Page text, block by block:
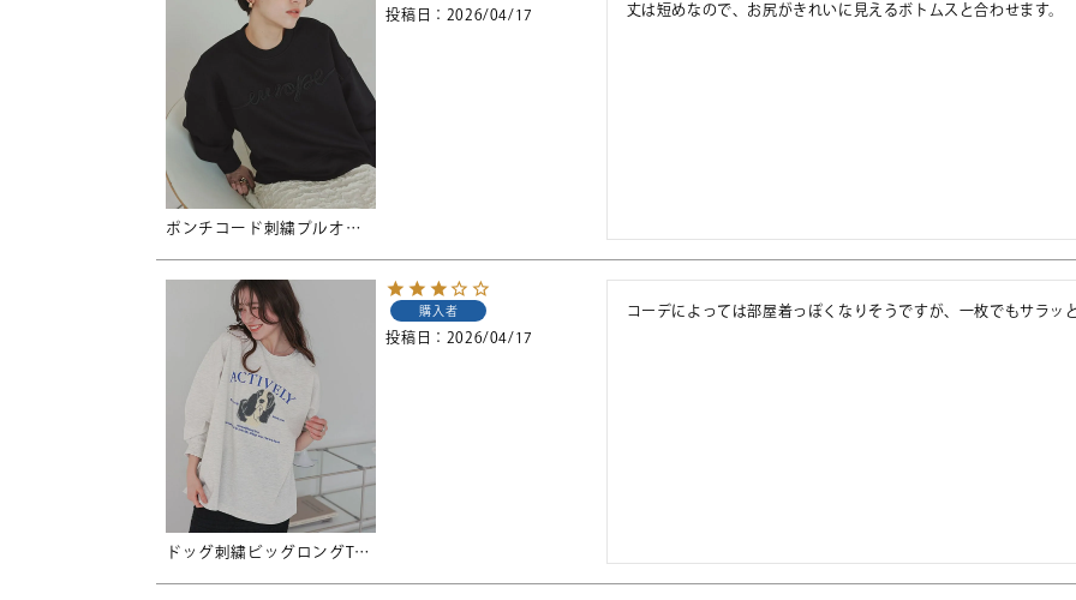
ポンチコード刺繍プルオーバー
投稿日 2026/04/17
丈は短めなので、お尻がきれいに見えるボトムスと合わせます。
ドッグ刺繍ビッグロングTシャツ
購入者
投稿日 2026/04/17
コーデによっては部屋着っぽくなりそうですが、一枚でもサラ